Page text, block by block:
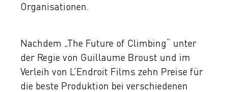
Organisationen.
Nachdem „The Future of Climbing“ unter
der Regie von Guillaume Broust und im
Verleih von L’Endroit Films zehn Preise für
die beste Produktion bei verschiedenen